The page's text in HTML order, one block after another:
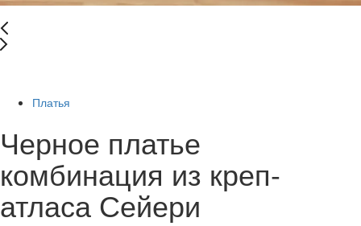
Платья
Черное платье
комбинация из креп-
атласа Сейери